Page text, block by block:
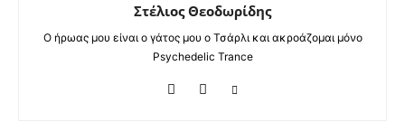
Στέλιος Θεοδωρίδης
Ο ήρωας μου είναι ο γάτος μου ο Τσάρλι και ακροάζομαι μόνο
Psychedelic Trance